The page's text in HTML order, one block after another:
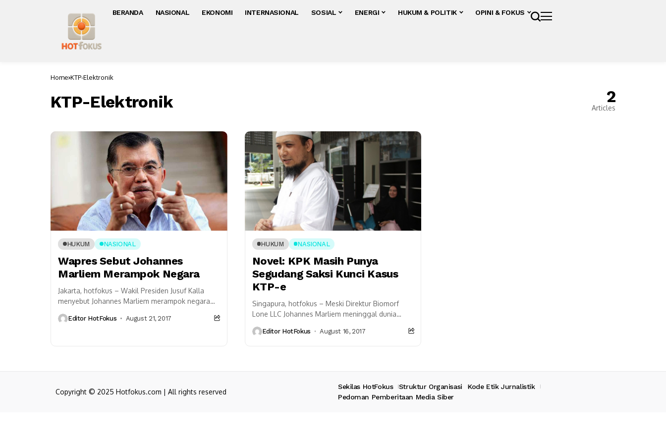
BERANDA NASIONAL EKONOMI INTERNASIONAL SOSIAL ENERGI HUKUM & POLITIK OPINI & FOKUS
Home KTP-Elektronik
KTP-Elektronik 2
Articles
HUKUM NASIONAL
Wapres Sebut Johannes
Marliem Merampok Negara
Jakarta, hotfokus – Wakil Presiden Jusuf Kalla
menyebut Johannes Marliem merampok negara
rupiah. Tokoh asal Makassar itu juga...
Editor HotFokus August 21, 2017
HUKUM NASIONAL
Novel: KPK Masih Punya
Segudang Saksi Kunci Kasus
KTP-e
Singapura, hotfokus – Meski Direktur Biomorf
Lone LLC Johannes Marliem meninggal dunia
masih memiliki banyak saksi kunci untuk...
Editor HotFokus August 16, 2017
Copyright © 2025 Hotfokus.com | All rights reserved
Sekilas HotFokus Struktur Organisasi
Kode Etik Jurnalistik
Pedoman Pemberitaan Media Siber